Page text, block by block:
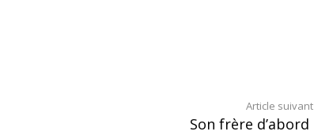
Article suivant
Son frère d’abord